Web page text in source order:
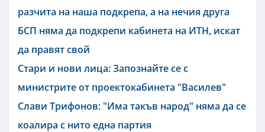
разчита на наша подкрепа, а на нечия друга
БСП няма да подкрепи кабинета на ИТН, искат
да правят свой
Стари и нови лица: Запознайте се с
министрите от проектокабинета "Василев"
Слави Трифонов: "Има такъв народ" няма да се
коалира с нито една партия